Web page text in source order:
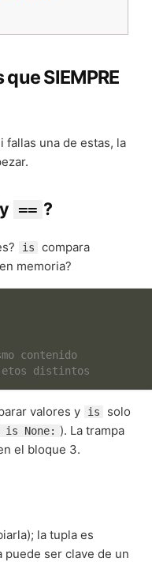
SIEMPRE
fallas una de estas, la
y == ?
is
compara
memoria?
contenido
distintos
valores y is
solo
None: ). La trampa
el bloque 3.
la tupla es
puede ser clave de un